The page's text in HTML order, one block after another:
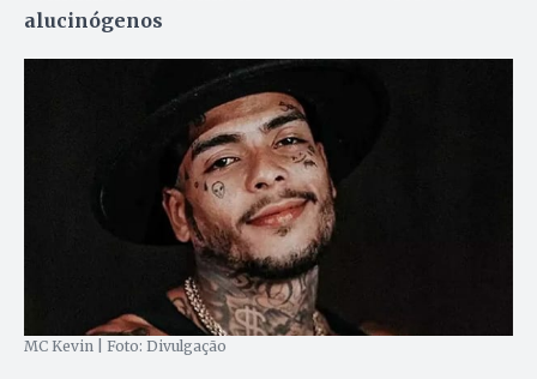
alucinógenos
MC Kevin | Foto: Divulgação